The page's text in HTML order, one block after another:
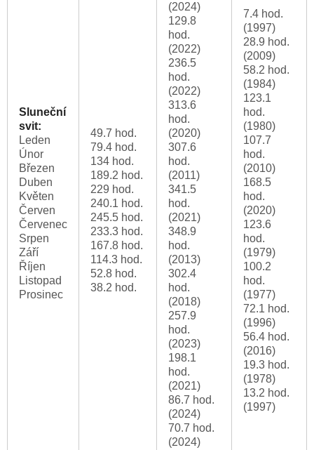
Sluneční
svit:
Leden
Únor
Březen
Duben
Květen
Červen
Červenec
Srpen
Září
Říjen
Listopad
Prosinec
49.7 hod.
79.4 hod.
134 hod.
189.2 hod.
229 hod.
240.1 hod.
245.5 hod.
233.3 hod.
167.8 hod.
114.3 hod.
52.8 hod.
38.2 hod.
(2024)
129.8
hod.
(2022)
236.5
hod.
(2022)
313.6
hod.
(2020)
307.6
hod.
(2011)
341.5
hod.
(2021)
348.9
hod.
(2013)
302.4
hod.
(2018)
257.9
hod.
(2023)
198.1
hod.
(2021)
86.7 hod.
(2024)
70.7 hod.
(2024)
7.4 hod.
(1997)
28.9 hod.
(2009)
58.2 hod.
(1984)
123.1
hod.
(1980)
107.7
hod.
(2010)
168.5
hod.
(2020)
123.6
hod.
(1979)
100.2
hod.
(1977)
72.1 hod.
(1996)
56.4 hod.
(2016)
19.3 hod.
(1978)
13.2 hod.
(1997)